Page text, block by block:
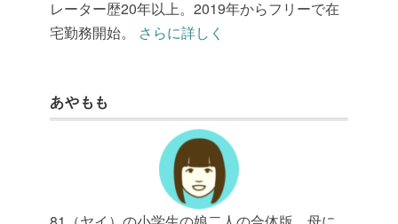
レーター歴20年以上。2019年からフリーで在
宅勤務開始。 さらに詳しく
あやもも